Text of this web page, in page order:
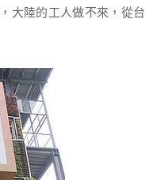
陸的工人做不來，從台